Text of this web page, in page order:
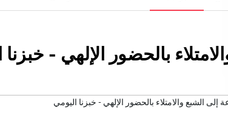
بالحضور الإلهي -